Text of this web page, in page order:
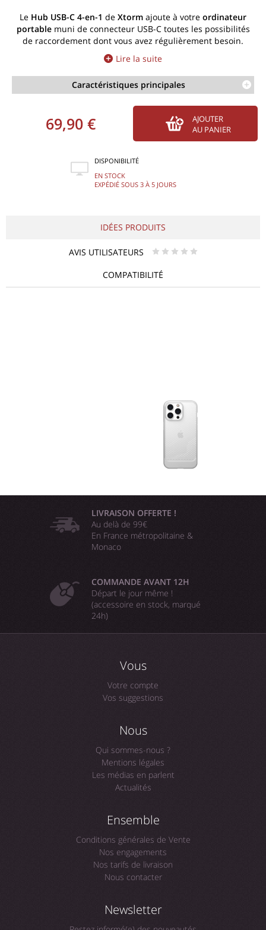
Le Hub USB-C 4-en-1 de Xtorm ajoute à votre ordinateur
portablemuni de connecteur USB-C toutes les possibilités
de raccordement dont vous avez régulièrement besoin.
Lire la suite
Caractéristiques principales
69,90 €
AJOUTER
AU PANIER
DISPONIBILITÉ
EN STOCK
EXPÉDIÉ SOUS 3 À 5 JOURS
IDÉES PRODUITS
AVIS UTILISATEURS * * * * *
COMPATIBILITÉ
LIVRAISON OFFERTE !
Au delà de 99€
En France métropolitaine &
Monaco
COMMANDE AVANT 12H
Départ le jour même !
(accessoire en stock, marqué
24h)
Vous
Votre compte
Vos suggestions
Nous
Qui sommes-nous ?
Mentions légales
Les médias en parlent
Actualités
Ensemble
Conditions générales de Vente
Nos engagements
Nos tarifs de livraison
Nous contacter
Newsletter